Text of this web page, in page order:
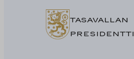
TASAVALLAN
PRESIDENTTI